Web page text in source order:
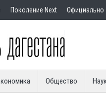
Поколение Next Официально
Общество